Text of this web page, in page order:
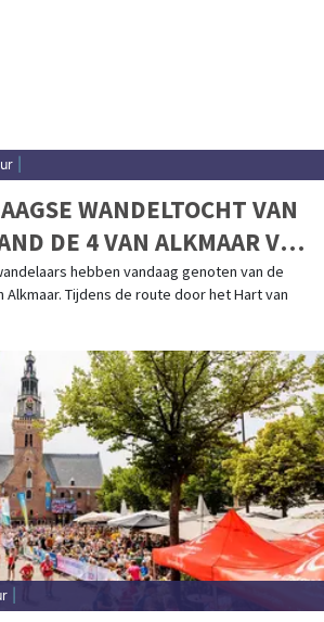
WANDELTOCHT VAN
DE 4 VAN ALKMAAR VAN
hebben vandaag genoten van de
Alkmaar. Tijdens de route door het Hart van